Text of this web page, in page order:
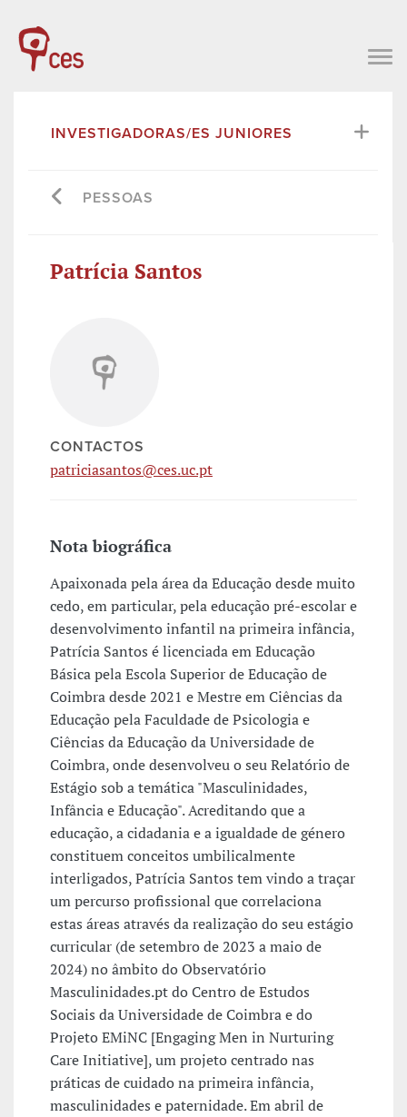
INVESTIGADORAS/ES JUNIORES
PESSOAS
Patrícia Santos
CONTACTOS
patriciasantos@ces.uc.pt
Nota biográfica
Apaixonada pela área da Educação desde muito
cedo, em particular, pela educação pré-escolar e
desenvolvimento infantil na primeira infância,
Patrícia Santos é licenciada em Educação
Básica pela Escola Superior de Educação de
Coimbra desde 2021 e Mestre em Ciências da
Educação pela Faculdade de Psicologia e
Ciências da Educação da Universidade de
Coimbra, onde desenvolveu o seu Relatório de
Estágio sob a temática "Masculinidades,
Infância e Educação". Acreditando que a
educação, a cidadania e a igualdade de género
constituem conceitos umbilicalmente
interligados, Patrícia Santos tem vindo a traçar
um percurso profissional que correlaciona
estas áreas através da realização do seu estágio
curricular (de setembro de 2023 a maio de
2024) no âmbito do Observatório
Masculinidades.pt do Centro de Estudos
Sociais da Universidade de Coimbra e do
Projeto EMiNC [Engaging Men in Nurturing
Care Initiative], um projeto centrado nas
práticas de cuidado na primeira infância,
masculinidades e paternidade. Em abril de